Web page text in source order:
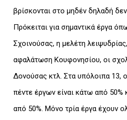
βρίσκονται στο μηδέν δηλαδή
Πρόκειται για σημαντικά έργα
Σχοινούσας, η μελέτη
αφαλάτωση Κουφονησίου, οι
Δονούσας κτλ. Στα υπόλοιπα 13,
πέντε έργων είναι κάτω από
από 50%. Μόνο τρία έργα έχουν